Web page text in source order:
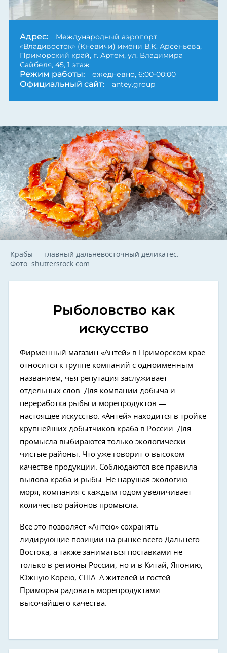
Адрес:
Международный аэропорт
«Владивосток» (Кневичи) имени В.К. Арсеньева,
Приморский край, г. Артем, ул. Владимира
Сайбеля, 45, 1 этаж
Режим работы: ежедневно, 6:00-00:00
Официальный сайт: antey.group
Крабы — главный дальневосточный деликатес.
Фото: shutterstock.com
Next
Рыболовство как
искусство
Фирменный магазин «Антей» в Приморском крае
относится к группе компаний с одноименным
названием, чья репутация заслуживает
отдельных слов. Для компании добыча и
переработка рыбы и морепродуктов —
настоящее искусство. «Антей» находится в тройке
крупнейших добытчиков краба в России. Для
промысла выбираются только экологически
чистые районы. Что уже говорит о высоком
качестве продукции. Соблюдаются все правила
вылова краба и рыбы. Не нарушая экологию
моря, компания с каждым годом увеличивает
количество районов промысла.
Все это позволяет «Антею» сохранять
лидирующие позиции на рынке всего Дальнего
Востока, а также заниматься поставками не
только в регионы России, но и в Китай, Японию,
Южную Корею, США. А жителей и гостей
Приморья радовать морепродуктами
высочайшего качества.